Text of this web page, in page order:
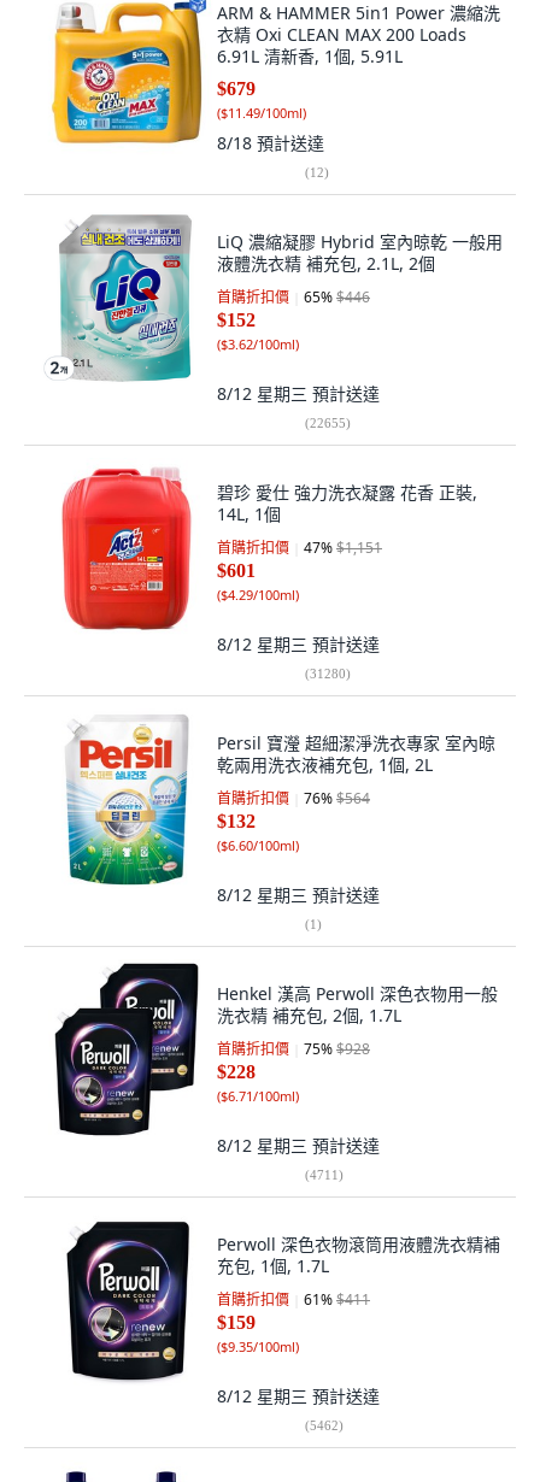
ARM & HAMMER 5in1 Power 濃縮洗
衣精 Oxi CLEAN MAX 200 Loads
6.91L 清新香, 1個, 5.91L
$679
($11.49/100ml)
8/18 預計送達
(12)
LiQ 濃縮凝膠 Hybrid 室內晾乾 一般用
液體洗衣精 補充包, 2.1L, 2個
首購折扣價 65%$446
$152
($3.62/100ml)
8/12 星期三 預計送達
(22655)
碧珍 愛仕 強力洗衣凝露 花香 正裝,
14L, 1個
首購折扣價 47%$1,151
$601
($4.29/100ml)
8/12 星期三 預計送達
(31280)
Persil 寶瀅 超細潔淨洗衣專家 室內晾
乾兩用洗衣液補充包, 1個, 2L
首購折扣價 76%$564
$132
($6.60/100ml)
8/12 星期三 預計送達
(1)
Henkel 漢高 Perwoll 深色衣物用一般
洗衣精 補充包, 2個, 1.7L
首購折扣價 75%$928
$228
($6.71/100ml)
8/12 星期三 預計送達
(4711)
Perwoll 深色衣物滾筒用液體洗衣精補
充包, 1個, 1.7L
首購折扣價 61%$411
$159
($9.35/100ml)
8/12 星期三 預計送達
(5462)